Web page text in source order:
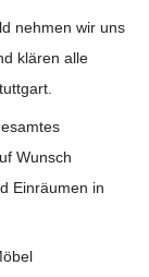
nehmen wir uns
klären alle
Wunsch
Einräumen in